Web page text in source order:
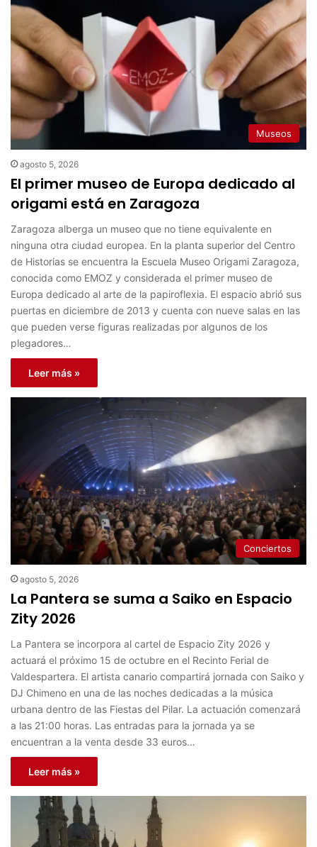
Museos
agosto 5, 2026
El primer museo de Europa dedicado al
origami está en Zaragoza
Zaragoza alberga un museo que no tiene equivalente en
ninguna otra ciudad europea. En la planta superior del Centro
de Historias se encuentra la Escuela Museo Origami Zaragoza,
conocida como EMOZ y considerada el primer museo de
Europa dedicado al arte de la papiroflexia. El espacio abrió sus
puertas en diciembre de 2013 y cuenta con nueve salas en las
que pueden verse figuras realizadas por algunos de los
plegadores…
Leer más »
Conciertos
agosto 5, 2026
La Pantera se suma a Saiko en Espacio
Zity 2026
La Pantera se incorpora al cartel de Espacio Zity 2026 y
actuará el próximo 15 de octubre en el Recinto Ferial de
Valdespartera. El artista canario compartirá jornada con Saiko y
DJ Chimeno en una de las noches dedicadas a la música
urbana dentro de las Fiestas del Pilar. La actuación comenzará
a las 21:00 horas. Las entradas para la jornada ya se
encuentran a la venta desde 33 euros…
Leer más »